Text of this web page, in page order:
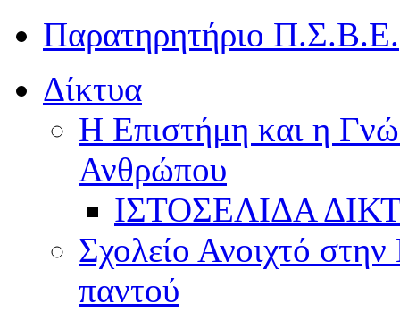
Παρατηρητήριο Π.Σ.Β.Ε.
Δίκτυα
Η Επιστήμη και η
Ανθρώπου
ΙΣΤΟΣΕΛΙΔΑ
Σχολείο Ανοιχτό
παντού